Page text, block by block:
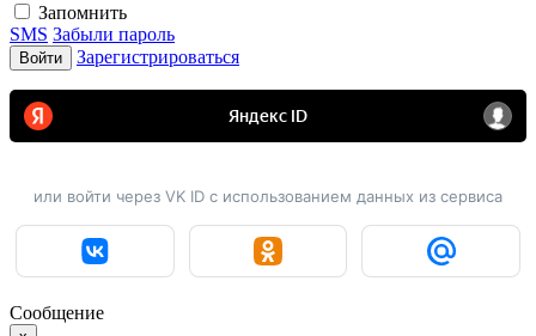
Запомнить
SMS Забыли пароль
Войти Зарегистрироваться
или войти через VK ID с использованием данных из сервиса
Сообщение